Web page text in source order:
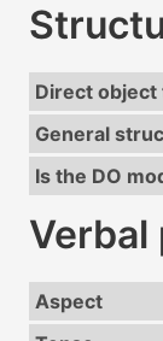
Direct object
General
Is the DO
Aspect